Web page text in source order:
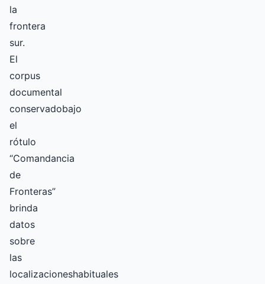
la
frontera
sur.
El
corpus
documental
conservadobajo
el
rótulo
“Comandancia
de
Fronteras”
brinda
datos
sobre
las
localizacioneshabituales